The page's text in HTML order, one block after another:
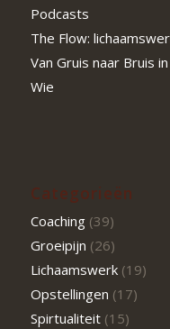
Podcasts
The Flow:
Van Gruis naar Bruis
Wie
Categorieën
Coaching(39)
Groeipijn (26)
Lichaamswerk(19)
Opstellingen (17)
Spirtualiteit(15)